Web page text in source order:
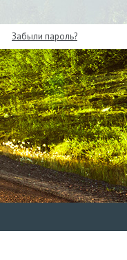
Забыли пароль?